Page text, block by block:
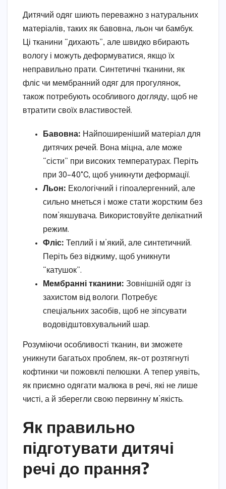
Дитячий одяг шиють переважно з натуральних
матеріалів, таких як бавовна, льон чи бамбук.
Ці тканини “дихають”, але швидко вбирають
вологу і можуть деформуватися, якщо їх
неправильно прати. Синтетичні тканини, як
фліс чи мембранний одяг для прогулянок,
також потребують особливого догляду, щоб не
втратити своїх властивостей.
Бавовна: Найпоширеніший матеріал для
дитячих речей. Вона міцна, але може
“сісти” при високих температурах. Періть
при 30–40°C, щоб уникнути деформації.
Льон: Екологічний і гіпоалергенний, але
сильно мнеться і може стати жорстким без
пом’якшувача. Використовуйте делікатний
режим.
Фліс: Теплий і м’який, але синтетичний.
Періть без віджиму, щоб уникнути
“катушок”.
Мембранні тканини: Зовнішній одяг із
захистом від вологи. Потребує
спеціальних засобів, щоб не зіпсувати
водовідштовхувальний шар.
Розуміючи особливості тканин, ви зможете
уникнути багатьох проблем, як-от розтягнуті
кофтинки чи пожовклі пелюшки. А тепер уявіть,
як приємно одягати малюка в речі, які не лише
чисті, а й зберегли свою первинну м’якість.
Як правильно
підготувати дитячі
речі до прання?